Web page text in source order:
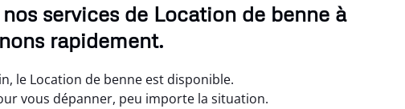
services de Location de benne à
rapidement.
le Location de benne est disponible.
vous dépanner, peu importe la situation.